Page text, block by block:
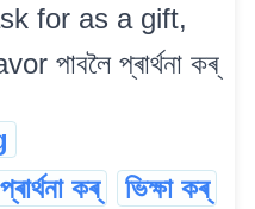
for as a gift,
পাবলৈ প্ৰাৰ্থনা কৰ্
প্ৰাৰ্থনা কৰ্
ভিক্ষা কৰ্